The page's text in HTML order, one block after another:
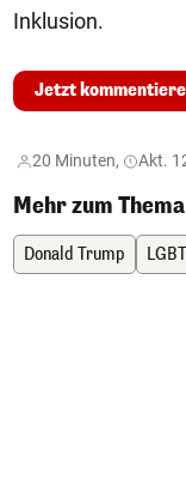
Inklusion.
Jetzt
20 Minuten, Akt.
Mehr zum Thema
Donald Trump